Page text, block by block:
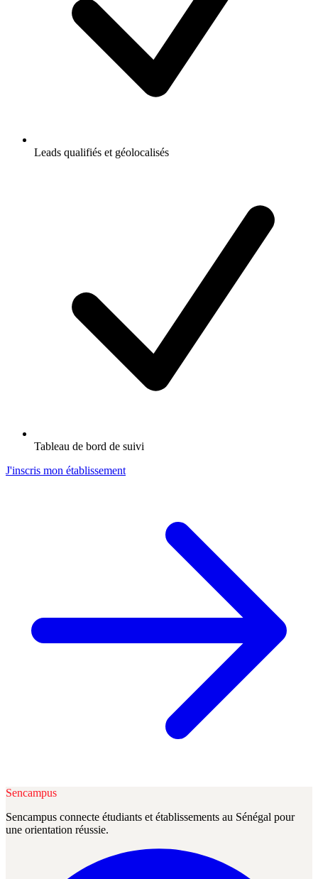
Leads qualifiés et géolocalisés
Tableau de bord de suivi
J'inscris mon établissement
Sencampus
Sencampus connecte étudiants et établissements au Sénégal pour
une orientation réussie.